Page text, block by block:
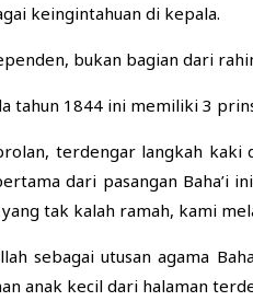
keingintahuan di kepala.
bukan bagian dari
tahun 1844 ini memiliki 3
terdengar langkah kaki
dari pasangan
tak kalah ramah, kami
sebagai utusan agama
anak kecil dari halaman